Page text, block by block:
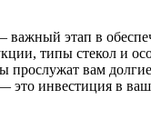
важный этап в
типы стекол и
вам
это инвестиция в